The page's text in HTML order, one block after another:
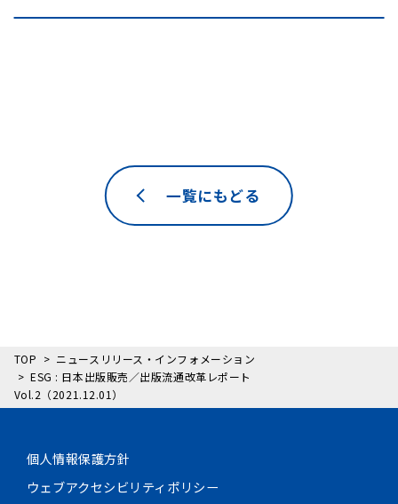
一覧にもどる
TOP
ニュースリリース・インフォメーション
ESG : 日本出版販売／出版流通改革レポート
Vol.2（2021.12.01）
個人情報保護方針
ウェブアクセシビリティポリシー